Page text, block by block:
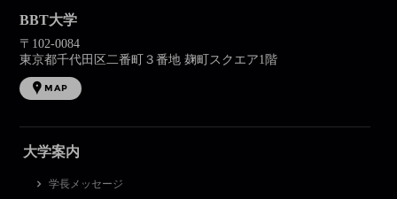
BBT大学
〒102-0084
東京都千代田区二番町３番地 麹町スクエア1階
MAP
大学案内
学長メッセージ